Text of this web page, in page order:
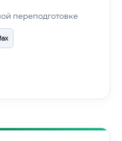
переподготовке